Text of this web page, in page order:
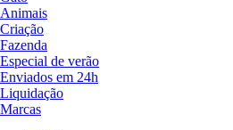
Animais
Criação
Fazenda
Especial de verão
Enviados em 24h
Liquidação
Marcas